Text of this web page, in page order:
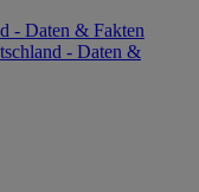
- Daten & Fakten
- Daten &